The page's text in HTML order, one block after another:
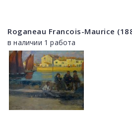
Roganeau Francois-Maurice
в наличии 1 работа